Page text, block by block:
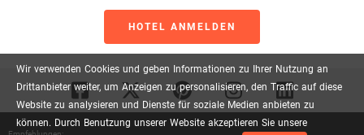
Wir verwenden Cookies und geben Informationen zu Ihrer Nutzung an
Drittanbieter weiter, um Anzeigen zu personalisieren, den Traffic auf diese
Website zu analysieren und Dienste für soziale Medien anbieten zu
können. Durch Benutzung unserer Website akzeptieren Sie unsere
HOTEL ANMELDEN